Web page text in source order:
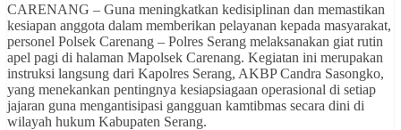
CARENANG – Guna meningkatkan kedisiplinan dan memastikan
kesiapan anggota dalam memberikan pelayanan kepada masyarakat,
personel Polsek Carenang – Polres Serang melaksanakan giat rutin
apel pagi di halaman Mapolsek Carenang. Kegiatan ini merupakan
instruksi langsung dari Kapolres Serang, AKBP Candra Sasongko,
yang menekankan pentingnya kesiapsiagaan operasional di setiap
jajaran guna mengantisipasi gangguan kamtibmas secara dini di
wilayah hukum Kabupaten Serang.